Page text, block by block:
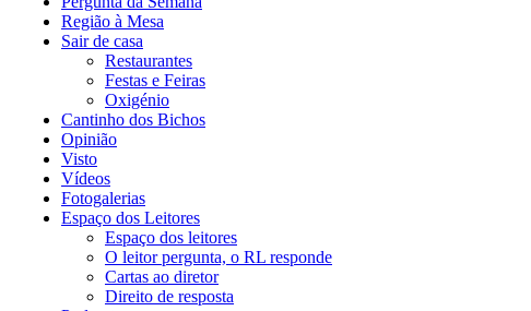
Região à Mesa
Sair de casa
Restaurantes
Festas e Feiras
Oxigénio
Cantinho dos Bichos
Opinião
Visto
Vídeos
Fotogalerias
Espaço dos Leitores
Espaço dos leitores
O leitor pergunta, o RL responde
Cartas ao diretor
Direito de resposta